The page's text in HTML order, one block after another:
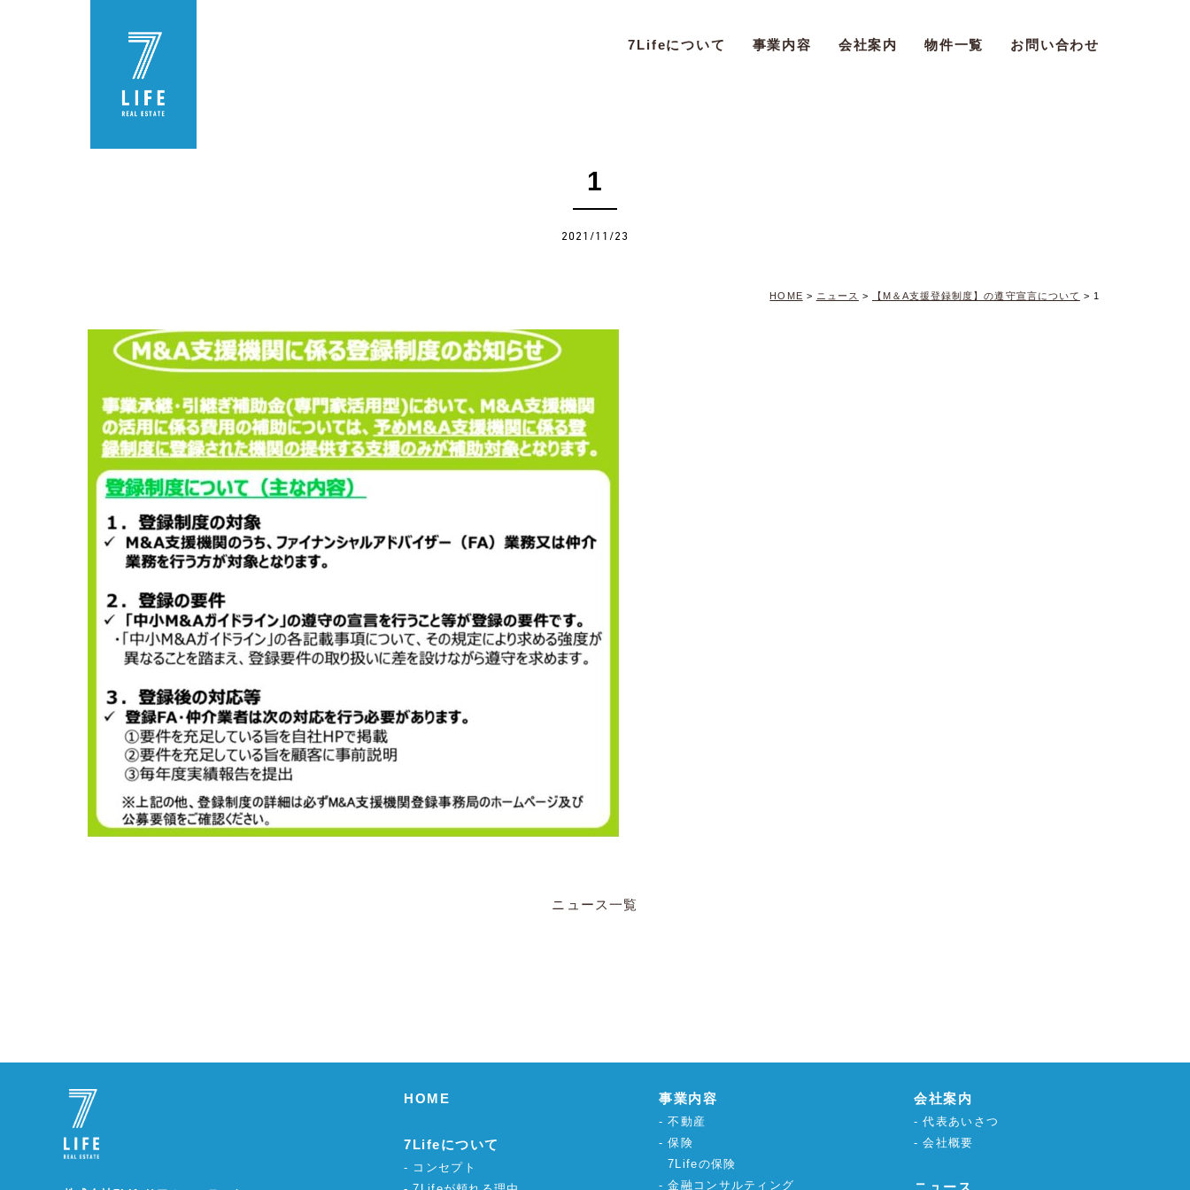
7Lifeについて 事業内容 会社案内 物件一覧 お問い合わせ
1
2021/11/23
HOME > ニュース > 【M＆A支援登録制度】の遵守宣言について > 1
ニュース一覧
HOME
7Lifeについて
コンセプト
事業内容
不動産
保険
7Lifeの保険
金融コンサルティング
会社案内
代表あいさつ
会社概要